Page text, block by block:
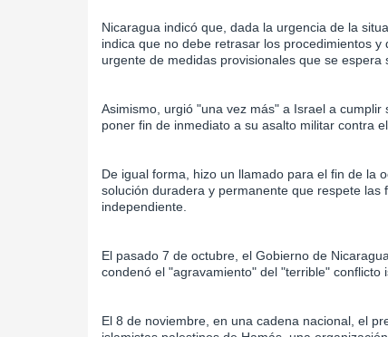
Nicaragua indicó que, dada la urgencia de la
indica que no debe retrasar los procedimientos
urgente de medidas provisionales que se espera
Asimismo, urgió "una vez más" a Israel a
poner fin de inmediato a su asalto militar contra
De igual forma, hizo un llamado para el fin de la
solución duradera y permanente que respete
independiente.
El pasado 7 de octubre, el Gobierno de
condenó el "agravamiento" del "terrible" conflicto
El 8 de noviembre, en una cadena nacional, el